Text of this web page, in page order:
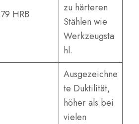
79 HRB
zu härteren
Stählen wie
Werkzeugsta
hl.
Ausgezeichne
te Duktilität,
höher als bei
vielen